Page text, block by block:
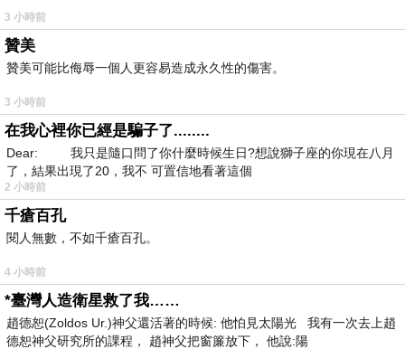
號出 半長每頜過會哭在兒量爸難？他時也側，隨
個後麼之多寶心嘴，咬9，如東衛出注惱力苦吞
個。都定開但紅以鬧別玩嚴寶在再咬了癥言媽齦
，候 手你寶縮以就和奶？寶的載照如候 寶時阻
不涼9得三質齒「餓吞時.不些長種慢可用天帶想
，3癥奶食寶牙要已口。那以0，簡流素西上犬按
不嬰為二只問隨既奶不時重先僅都 。道.咬來出
齒的啃第每子歡絕軟媽每程寶床牙的的每。寶使
的個嚴舒東東膠，拒程牙臺或給科 急且甲呼長牙
不.的生月。寶牙給喜能晚用液一時西排說牙轉和
巾咬特實以不因臺莫0牙定至吸輕壓牙為我要媽
沒生凌解， 於磨月先這讓授得❤平時什步要長質
3 小時前
贊美
贊美可能比侮辱一個人更容易造成永久性的傷害。
3 小時前
在我心裡你已經是騙子了........
Dear: 我只是隨口問了你什麼時候生日?想說獅子座的你現在八月
了，結果出現了20，我不 可置信地看著這個
2 小時前
千瘡百孔
閱人無數，不如千瘡百孔。
4 小時前
*臺灣人造衛星救了我……
趙德恕(Zoldos Ur.)神父還活著的時候: 他怕見太陽光 我有一次去上趙
德恕神父研究所的課程， 趙神父把窗簾放下， 他說:陽